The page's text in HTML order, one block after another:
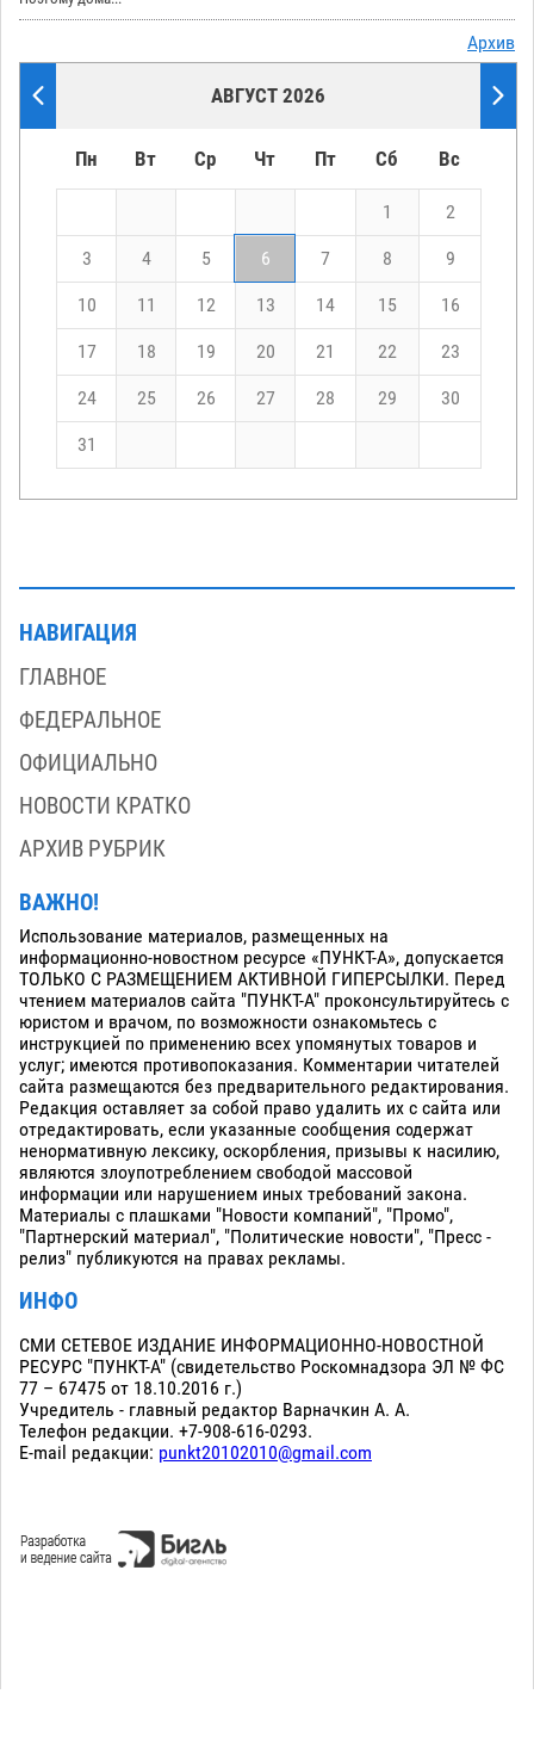
Архив
АВГУСТ 2026
Пн Вт Ср Чт Пт Сб Вс
1 2
3 4 5 6 7 8 9
10 11 12 13 14 15 16
17 18 19 20 21 22 23
24 25 26 27 28 29 30
31
НАВИГАЦИЯ
ГЛАВНОЕ
ФЕДЕРАЛЬНОЕ
ОФИЦИАЛЬНО
НОВОСТИ КРАТКО
АРХИВ РУБРИК
ВАЖНО!
Использование материалов, размещенных на
информационно-новостном ресурсе «ПУНКТ-А», допускается
ТОЛЬКО С РАЗМЕЩЕНИЕМ АКТИВНОЙ ГИПЕРСЫЛКИ. Перед
чтением материалов сайта "ПУНКТ-А" проконсультируйтесь с
юристом и врачом, по возможности ознакомьтесь с
инструкцией по применению всех упомянутых товаров и
услуг; имеются противопоказания. Комментарии читателей
сайта размещаются без предварительного редактирования.
Редакция оставляет за собой право удалить их с сайта или
отредактировать, если указанные сообщения содержат
ненормативную лексику, оскорбления, призывы к насилию,
являются злоупотреблением свободой массовой
информации или нарушением иных требований закона.
Материалы с плашками "Новости компаний", "Промо",
"Партнерский материал", "Политические новости", "Пресс -
релиз" публикуются на правах рекламы.
ИНФО
СМИ СЕТЕВОЕ ИЗДАНИЕ ИНФОРМАЦИОННО-НОВОСТНОЙ
РЕСУРС "ПУНКТ-А" (свидетельство Роскомнадзора ЭЛ № ФС
77 – 67475 от 18.10.2016 г.)
Учредитель - главный редактор Варначкин А. А.
Телефон редакции. +7-908-616-0293.
E-mail редакции: punkt20102010@gmail.com